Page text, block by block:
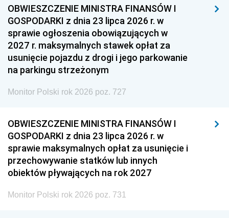
OBWIESZCZENIE MINISTRA FINANSÓW I
GOSPODARKI z dnia 23 lipca 2026 r. w
sprawie ogłoszenia obowiązujących w
2027 r. maksymalnych stawek opłat za
usunięcie pojazdu z drogi i jego parkowanie
na parkingu strzeżonym
Monitor Polski rok 2026 poz. 727
OBWIESZCZENIE MINISTRA FINANSÓW I
GOSPODARKI z dnia 23 lipca 2026 r. w
sprawie maksymalnych opłat za usunięcie i
przechowywanie statków lub innych
obiektów pływających na rok 2027
Monitor Polski rok 2026 poz. 731